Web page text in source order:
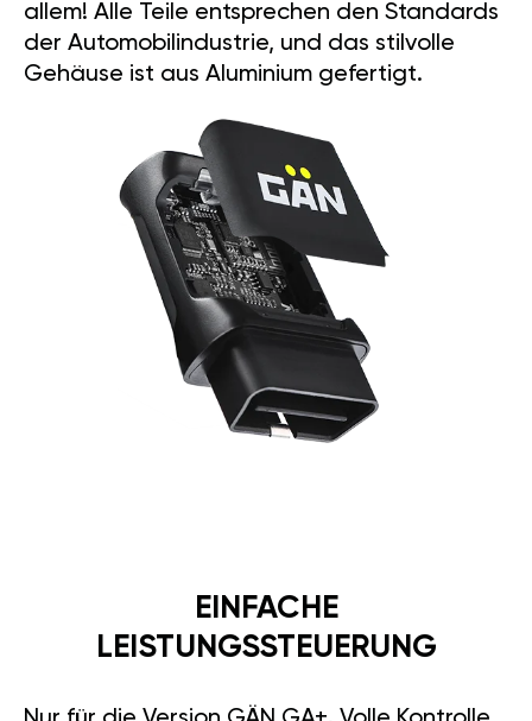
allem! Alle Teile entsprechen den Standards
der Automobilindustrie, und das stilvolle
Gehäuse ist aus Aluminium gefertigt.
EINFACHE
LEISTUNGSSTEUERUNG